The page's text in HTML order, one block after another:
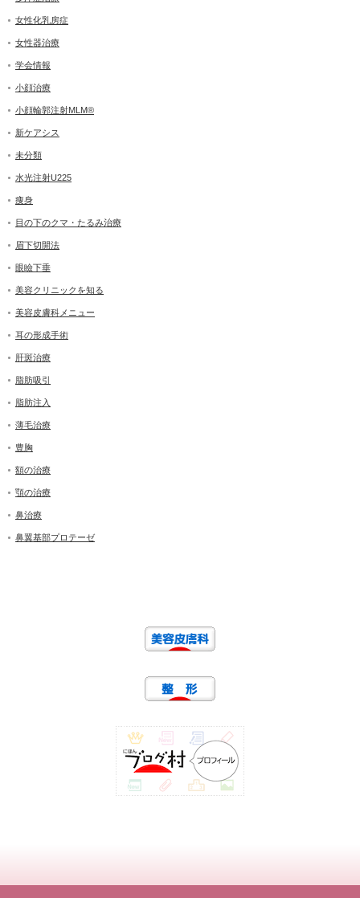
女性化乳房症
女性器治療
学会情報
小顔治療
小顔輪郭注射MLM®
新ケアシス
未分類
水光注射U225
痩身
目の下のクマ・たるみ治療
眉下切開法
眼瞼下垂
美容クリニックを知る
美容皮膚科メニュー
耳の形成手術
肝斑治療
脂肪吸引
脂肪注入
薄毛治療
豊胸
額の治療
顎の治療
鼻治療
鼻翼基部プロテーゼ